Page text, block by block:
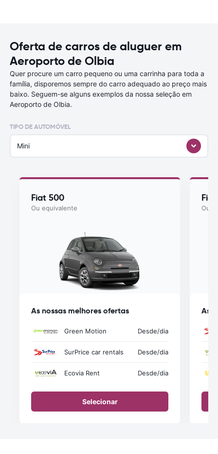
Oferta de carros de aluguer em
Aeroporto de Olbia
Quer procure um carro pequeno ou uma carrinha para toda a
família, disporemos sempre do carro adequado ao preço mais
baixo. Seguem-se alguns exemplos da nossa seleção em
Aeroporto de Olbia.
TIPO DE AUTOMÓVEL
Mini
Fiat 500
Ou equivalente
As nossas melhores ofertas
Green Motion Desde/dia
SurPrice car rentals Desde/dia
Ecovia Rent Desde/dia
Selecionar
Ou
As